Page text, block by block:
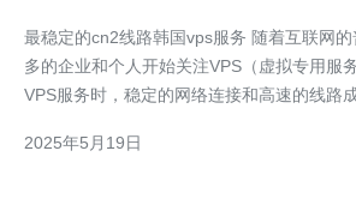
最稳定的cn2线路韩国vps服务 随着互联网的普及和发展，越来越
多的企业和个人开始关注VPS（虚拟专用服
VPS服务时，稳定的网络连接和高速的线路
解并选择适合自己需求的VPS。 cn2线路是中国电信的专线网络，
2025年5月19日